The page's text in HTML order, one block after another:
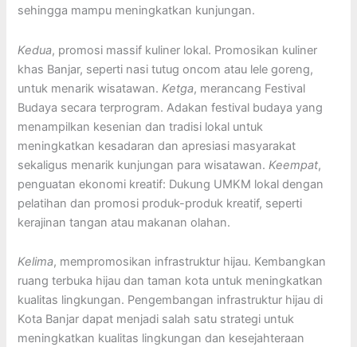
sehingga mampu meningkatkan kunjungan.
Kedua, promosi massif kuliner lokal. Promosikan kuliner
khas Banjar, seperti nasi tutug oncom atau lele goreng,
untuk menarik wisatawan.Ketga, merancang Festival
Budaya secara terprogram. Adakan festival budaya yang
menampilkan kesenian dan tradisi lokal untuk
meningkatkan kesadaran dan apresiasi masyarakat
sekaligus menarik kunjungan para wisatawan.Keempat,
penguatan ekonomi kreatif: Dukung UMKM lokal dengan
pelatihan dan promosi produk-produk kreatif, seperti
kerajinan tangan atau makanan olahan.
Kelima, mempromosikan infrastruktur hijau. Kembangkan
ruang terbuka hijau dan taman kota untuk meningkatkan
kualitas lingkungan. Pengembangan infrastruktur hijau di
Kota Banjar dapat menjadi salah satu strategi untuk
meningkatkan kualitas lingkungan dan kesejahteraan